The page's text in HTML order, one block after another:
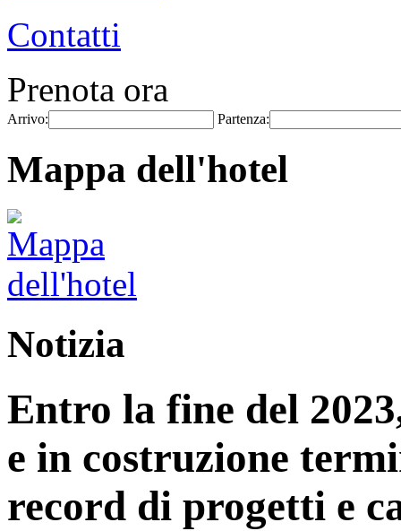
Contatti
Prenota ora
Arrivo: Partenza:
Mappa dell'hotel
Notizia
Entro la fine del
e in costruzione
record di progetti e